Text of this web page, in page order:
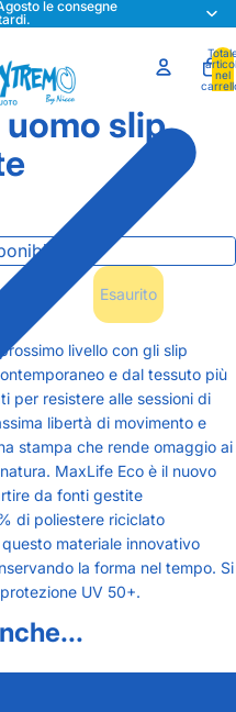
le consegne
nel
slip
Esaurito
livello con gli slip
e dal tessuto più
per resistere alle sessioni di
libertà di movimento e
stampa che rende omaggio ai
MaxLife Eco è il nuovo
da fonti gestite
di poliestere riciclato
materiale innovativo
la forma nel tempo. Si
UV 50+.